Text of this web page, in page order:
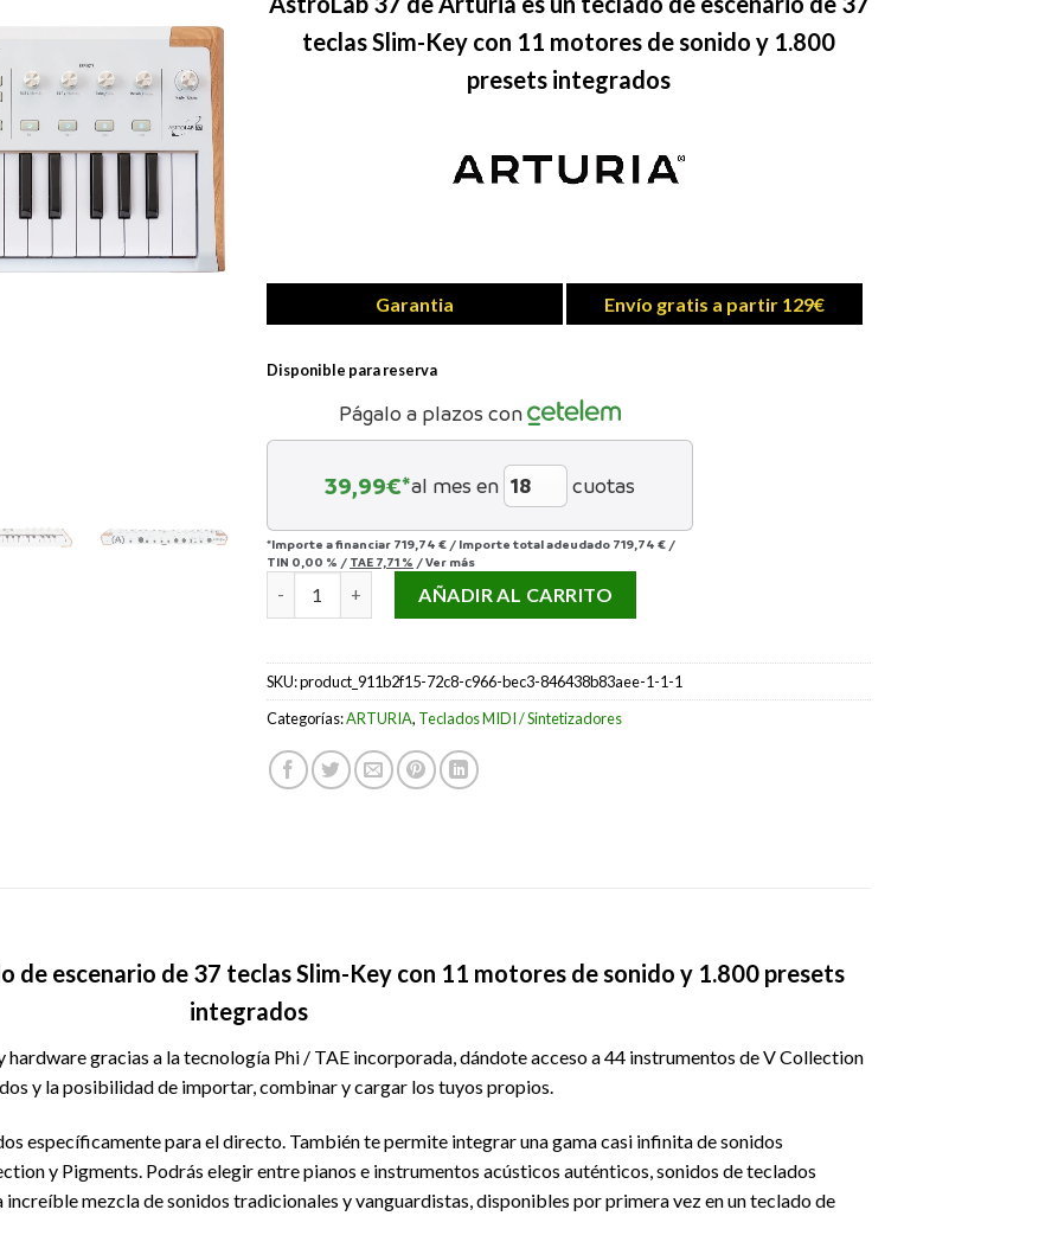
teclas Slim-Key con 11 motores de sonido y 1.800
presets integrados
Garantia Envío gratis a partir 129€
Disponible para reserva
Págalo a plazos con
39,99€*al mes en cuotas
*Importe a financiar 719,74 € / Importe total adeudado 719,74 € /
TIN 0,00 % / TAE 7,71 % /Ver más
ARTURIA ASTROLAB 37 cantidad
AÑADIR AL CARRITO
SKU:product_911b2f15-72c8-c966-bec3-846438b83aee-1-1-1
Categorías:ARTURIA, Teclados MIDI / Sintetizadores
de escenario de 37 teclas Slim-Key con 11 motores de sonido y 1.800 presets
integrados
gracias a la tecnología Phi / TAE incorporada, dándote acceso a 44 instrumentos de V Collection
y la posibilidad de importar, combinar y cargar los tuyos propios.
específicamente para el directo. También te permite integrar una gama casi infinita de sonidos
y Pigments. Podrás elegir entre pianos e instrumentos acústicos auténticos, sonidos de teclados
mezcla de sonidos tradicionales y vanguardistas, disponibles por primera vez en un teclado de